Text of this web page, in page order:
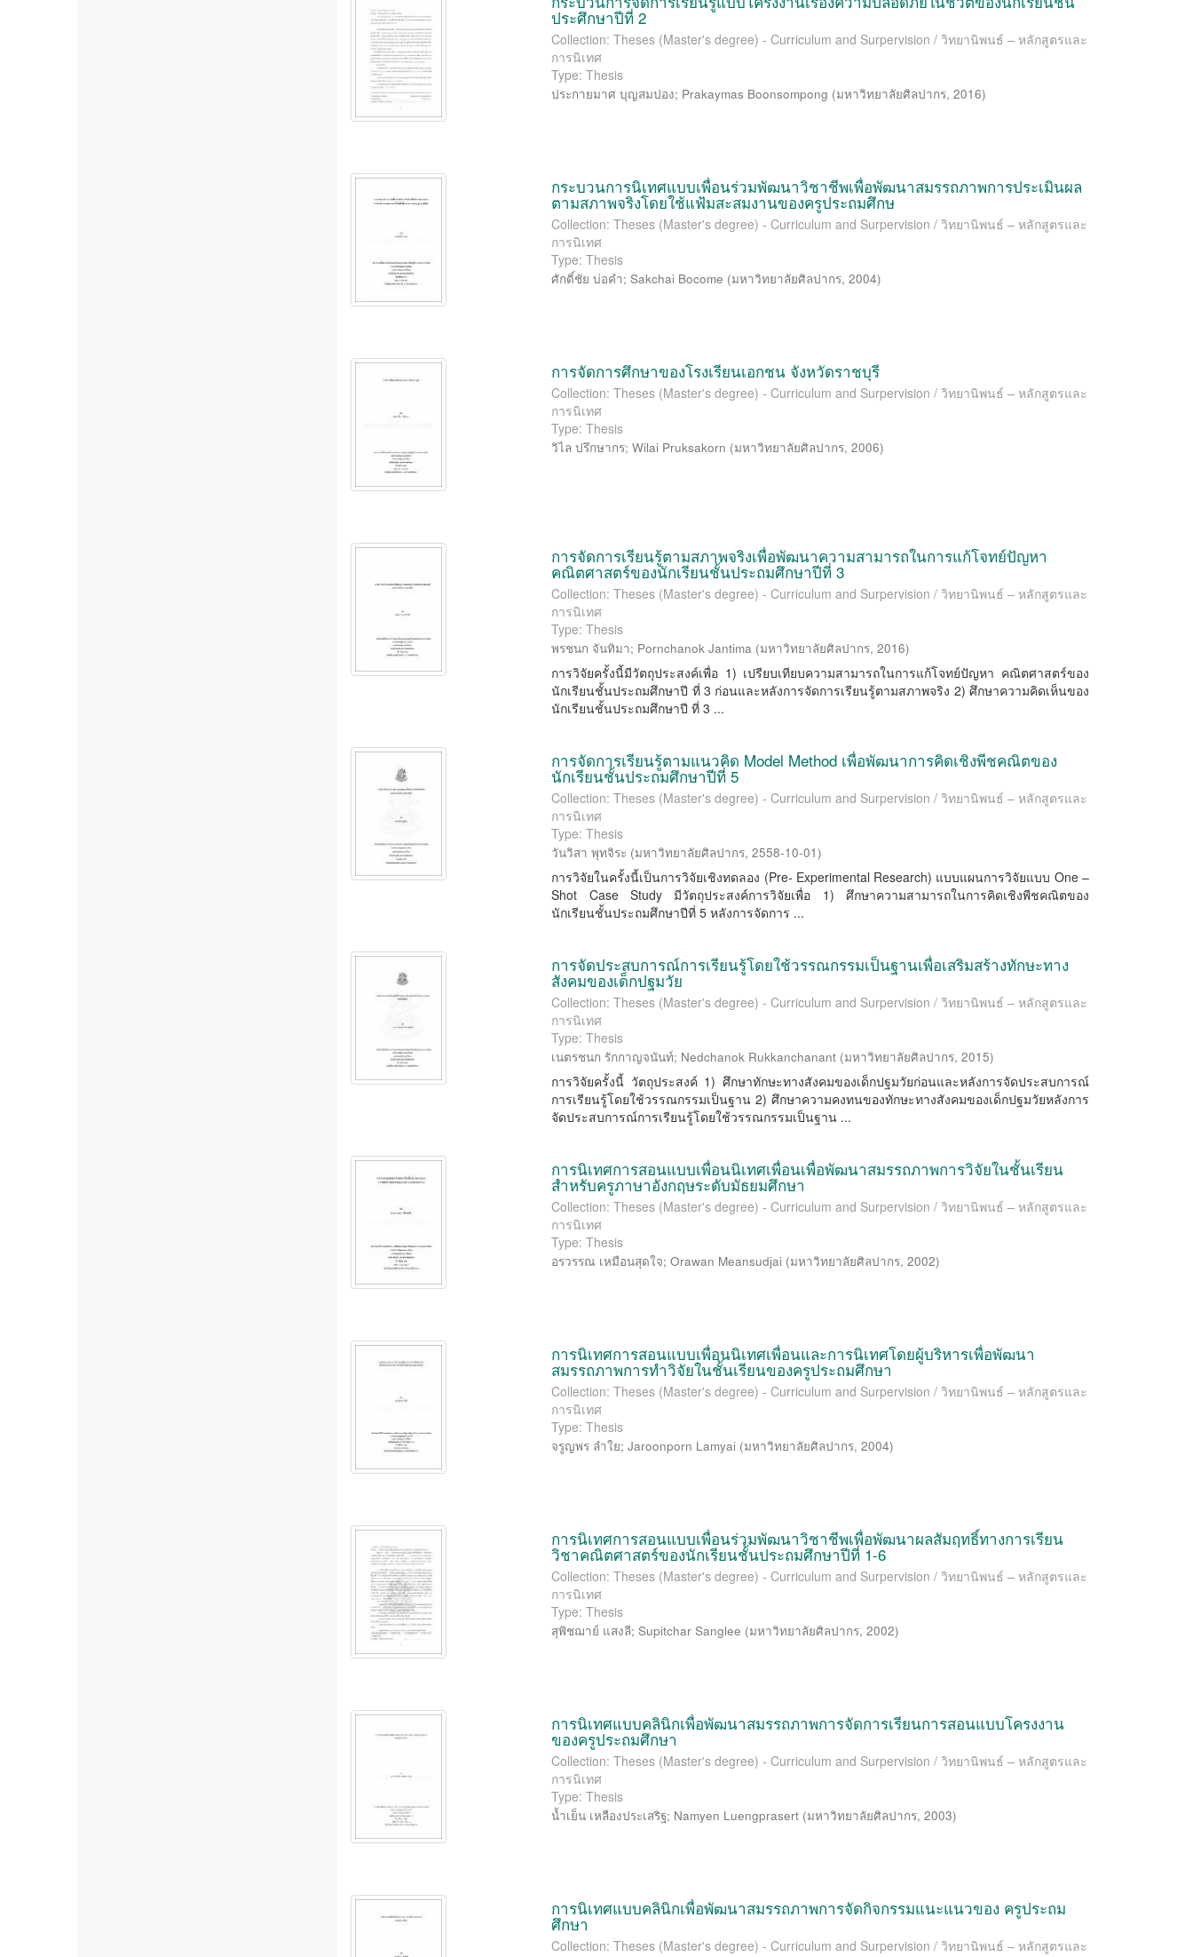
ประศึกษาปีที่ 2
Collection: Theses (Master's degree) - Curriculum and Surpervision / วิทยานิพนธ์ – หลักสูตรและ
การนิเทศ
Type: Thesis
ประกายมาศ บุญสมปอง; Prakaymas Boonsompong (มหาวิทยาลัยศิลปากร,2016)
กระบวนการนิเทศแบบเพื่อนร่วมพัฒนาวิชาชีพเพื่อพัฒนาสมรรถภาพการประเมินผล
ตามสภาพจริงโดยใช้แฟ้มสะสมงานของครูประถมศึกษ
Collection: Theses (Master's degree) - Curriculum and Surpervision / วิทยานิพนธ์ – หลักสูตรและ
การนิเทศ
Type: Thesis
ศักดิ์ชัย บ่อคำ;Sakchai Bocome (มหาวิทยาลัยศิลปากร,2004)
การจัดการศึกษาของโรงเรียนเอกชน จังหวัดราชบุรี
Collection: Theses (Master's degree) - Curriculum and Surpervision / วิทยานิพนธ์ – หลักสูตรและ
การนิเทศ
Type: Thesis
วิไล ปรึกษากร;Wilai Pruksakorn (มหาวิทยาลัยศิลปากร,2006)
การจัดการเรียนรู้ตามสภาพจริงเพื่อพัฒนาความสามารถในการแก้โจทย์ปัญหา
คณิตศาสตร์ของนักเรียนชั้นประถมศึกษาปีที่ 3
Collection: Theses (Master's degree) - Curriculum and Surpervision / วิทยานิพนธ์ – หลักสูตรและ
การนิเทศ
Type: Thesis
พรชนก จันทิมา; Pornchanok Jantima (มหาวิทยาลัยศิลปากร,2016)
การวิจัยครั้งนี้มีวัตถุประสงค์เพื่อ 1) เปรียบเทียบความสามารถในการแก้โจทย์ปัญหา คณิตศาสตร์ของ
นักเรียนชั้นประถมศึกษาปี ที่ 3 ก่อนและหลังการจัดการเรียนรู้ตามสภาพจริง 2) ศึกษาความคิดเห็นของ
นักเรียนชั้นประถมศึกษาปี ที่ 3 ...
การจัดการเรียนรู้ตามแนวคิด Model Method เพื่อพัฒนาการคิดเชิงพีชคณิตของ
นักเรียนชั้นประถมศึกษาปีที่ 5
Collection: Theses (Master's degree) - Curriculum and Surpervision / วิทยานิพนธ์ – หลักสูตรและ
การนิเทศ
Type: Thesis
วันวิสา พุทจิระ (มหาวิทยาลัยศิลปากร,2558-10-01)
การวิจัยในครั้งนี้เป็นการวิจัยเชิงทดลอง (Pre- Experimental Research) แบบแผนการวิจัยแบบ One –
Shot Case Study มีวัตถุประสงค์การวิจัยเพื่อ 1) ศึกษาความสามารถในการคิดเชิงพีชคณิตของ
นักเรียนชั้นประถมศึกษาปีที่ 5 หลังการจัดการ ...
การจัดประสบการณ์การเรียนรู้โดยใช้วรรณกรรมเป็นฐานเพื่อเสริมสร้างทักษะทาง
สังคมของเด็กปฐมวัย
Collection: Theses (Master's degree) - Curriculum and Surpervision / วิทยานิพนธ์ – หลักสูตรและ
การนิเทศ
Type: Thesis
เนตรชนก รักกาญจนันท์; Nedchanok Rukkanchanant (มหาวิทยาลัยศิลปากร,2015)
การวิจัยครั้งนี้ วัตถุประสงค์ 1) ศึกษาทักษะทางสังคมของเด็กปฐมวัยก่อนและหลังการจัดประสบการณ์
การเรียนรู้โดยใช้วรรณกรรมเป็นฐาน 2) ศึกษาความคงทนของทักษะทางสังคมของเด็กปฐมวัยหลังการ
จัดประสบการณ์การเรียนรู้โดยใช้วรรณกรรมเป็นฐาน ...
การนิเทศการสอนแบบเพื่อนนิเทศเพื่อนเพื่อพัฒนาสมรรถภาพการวิจัยในชั้นเรียน
สำหรับครูภาษาอังกฤษระดับมัธยมศึกษา
Collection: Theses (Master's degree) - Curriculum and Surpervision / วิทยานิพนธ์ – หลักสูตรและ
การนิเทศ
Type: Thesis
อรวรรณ เหมือนสุดใจ;Orawan Meansudjai (มหาวิทยาลัยศิลปากร,2002)
การนิเทศการสอนแบบเพื่อนนิเทศเพื่อนและการนิเทศโดยผู้บริหารเพื่อพัฒนา
สมรรถภาพการทำวิจัยในชั้นเรียนของครูประถมศึกษา
Collection: Theses (Master's degree) - Curriculum and Surpervision / วิทยานิพนธ์ – หลักสูตรและ
การนิเทศ
Type: Thesis
จรูญพร ลำใย;Jaroonporn Lamyai (มหาวิทยาลัยศิลปากร,2004)
การนิเทศการสอนแบบเพื่อนร่วมพัฒนาวิชาชีพเพื่อพัฒนาผลสัมฤทธิ์ทางการเรียน
วิชาคณิตศาสตร์ของนักเรียนชั้นประถมศึกษาปีที่ 1-6
Collection: Theses (Master's degree) - Curriculum and Surpervision / วิทยานิพนธ์ – หลักสูตรและ
การนิเทศ
Type: Thesis
สุพิชฌาย์ แสงลี;Supitchar Sanglee (มหาวิทยาลัยศิลปากร,2002)
การนิเทศแบบคลินิกเพื่อพัฒนาสมรรถภาพการจัดการเรียนการสอนแบบโครงงาน
ของครูประถมศึกษา
Collection: Theses (Master's degree) - Curriculum and Surpervision / วิทยานิพนธ์ – หลักสูตรและ
การนิเทศ
Type: Thesis
น้ำเย็น เหลืองประเสริฐ; Namyen Luengprasert (มหาวิทยาลัยศิลปากร,2003)
การนิเทศแบบคลินิกเพื่อพัฒนาสมรรถภาพการจัดกิจกรรมแนะแนวของ ครูประถม
ศึกษา
Collection: Theses (Master's degree) - Curriculum and Surpervision / วิทยานิพนธ์ – หลักสูตรและ